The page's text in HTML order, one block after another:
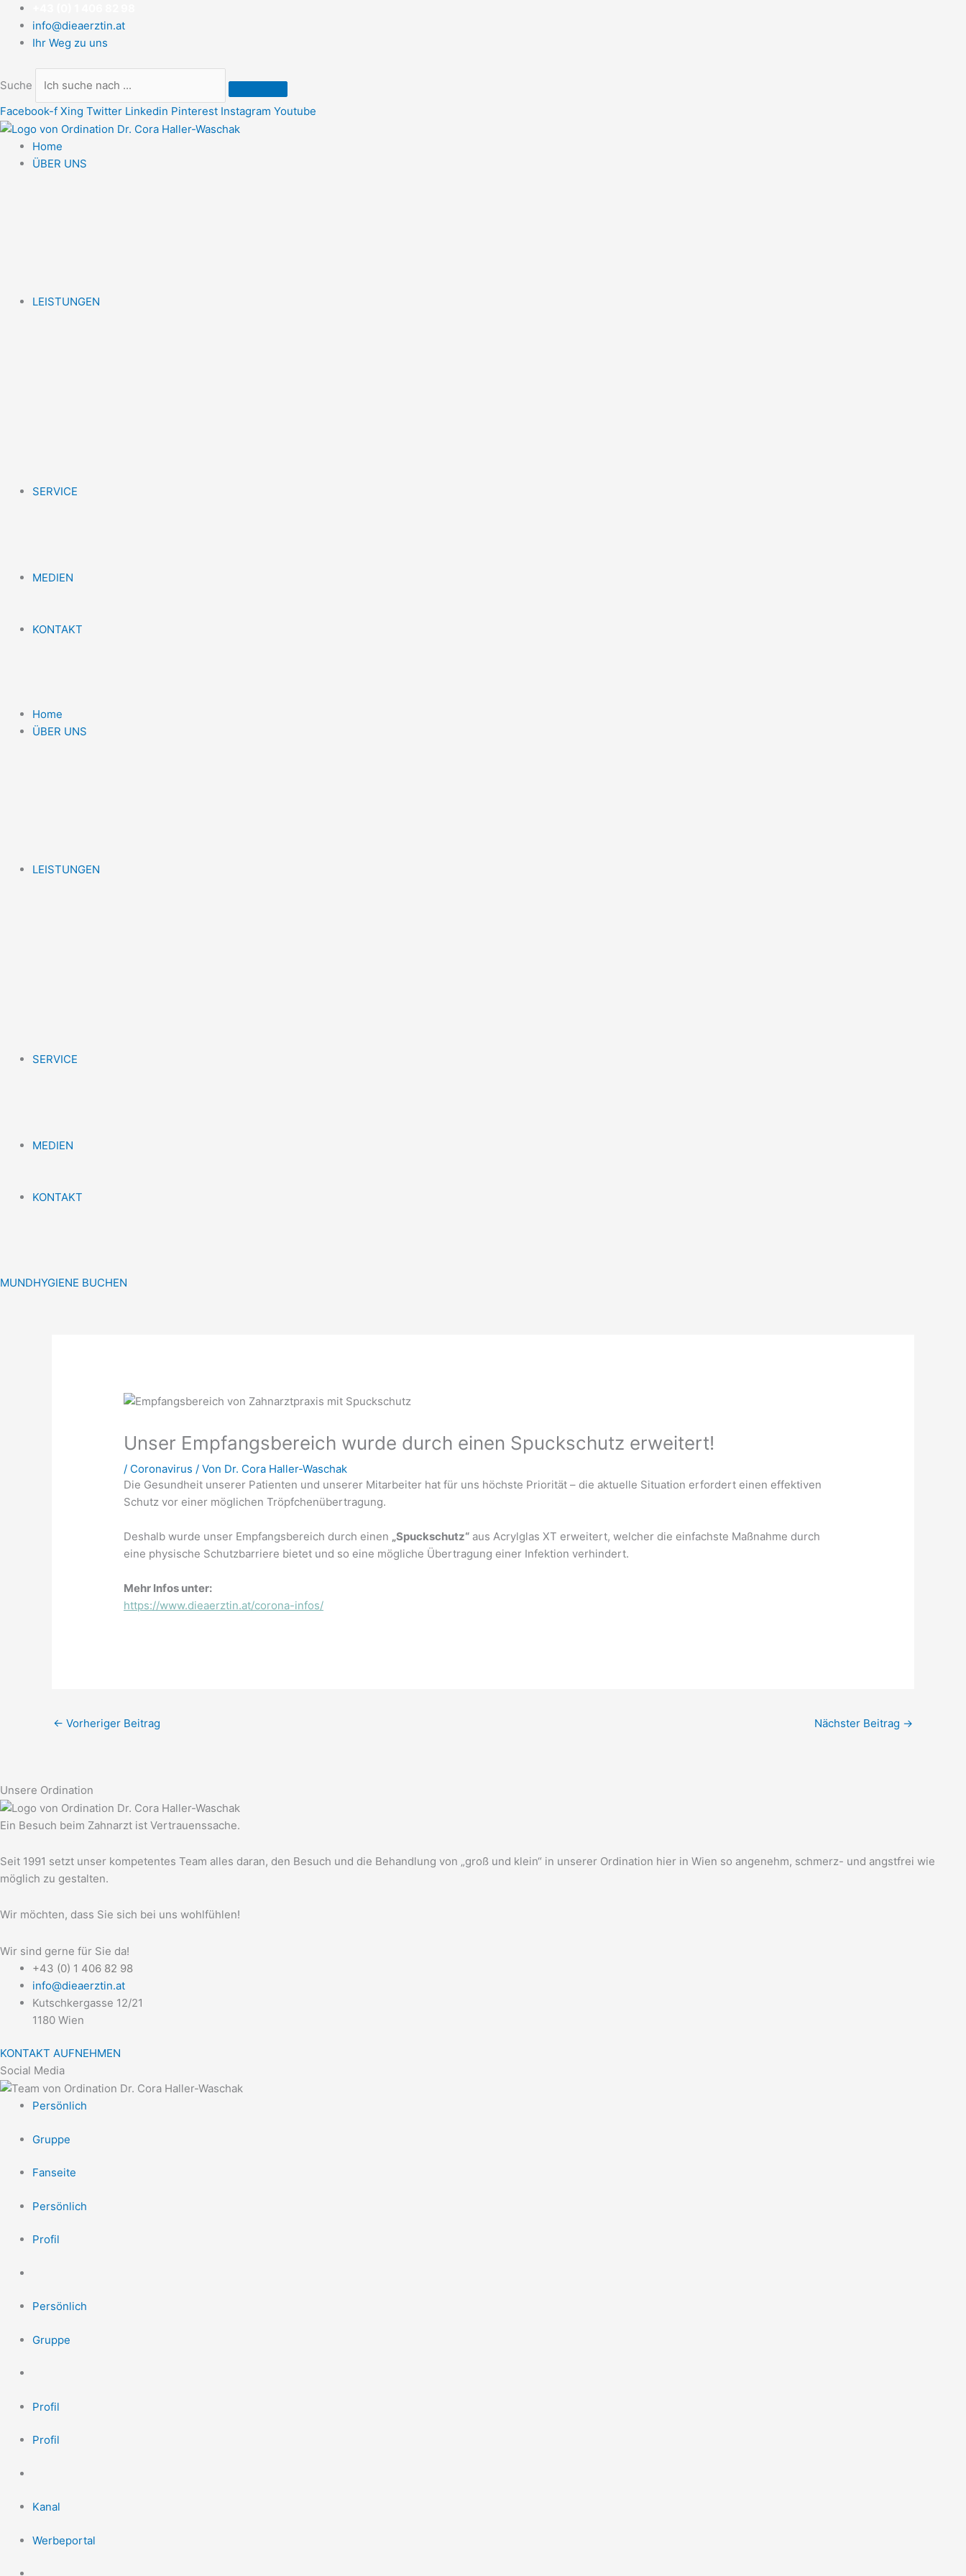
Zum
Inhalt
springen
info@dieaerztin.at
Ihr Weg zu uns
Suche
Facebook-f Xing Twitter Linkedin Pinterest Instagram Youtube
Home
ÜBER UNS
LEISTUNGEN
SERVICE
MEDIEN
KONTAKT
Home
ÜBER UNS
LEISTUNGEN
SERVICE
MEDIEN
KONTAKT
MUNDHYGIENE BUCHEN
Unser Empfangsbereich wurde durch einen Spuckschutz erweitert!
/ Coronavirus / Von Dr. Cora Haller-Waschak
Die Gesundheit unserer Patienten und unserer Mitarbeiter hat für uns höchste Priorität – die aktuelle Situation erfordert einen effektiven
Schutz vor einer möglichen Tröpfchenübertragung.
Deshalb wurde unser Empfangsbereich durch einen „Spuckschutz“ aus Acrylglas XT erweitert, welcher die einfachste Maßnahme durch
eine physische Schutzbarriere bietet und so eine mögliche Übertragung einer Infektion verhindert.
Mehr Infos unter:
https://www.dieaerztin.at/corona-infos/
← Vorheriger Beitrag Nächster Beitrag →
Unsere Ordination
Ein Besuch beim Zahnarzt ist Vertrauenssache.
Seit 1991 setzt unser kompetentes Team alles daran, den Besuch und die Behandlung von „groß und klein“ in unserer Ordination hier in Wien so angenehm, schmerz- und angstfrei wie
möglich zu gestalten.
Wir möchten, dass Sie sich bei uns wohlfühlen!
Wir sind gerne für Sie da!
+43 (0) 1 406 82 98
info@dieaerztin.at
Kutschkergasse 12/21
1180 Wien
KONTAKT AUFNEHMEN
Social Media
Persönlich
Gruppe
Fanseite
Persönlich
Profil
Persönlich
Gruppe
Profil
Profil
Kanal
Werbeportal